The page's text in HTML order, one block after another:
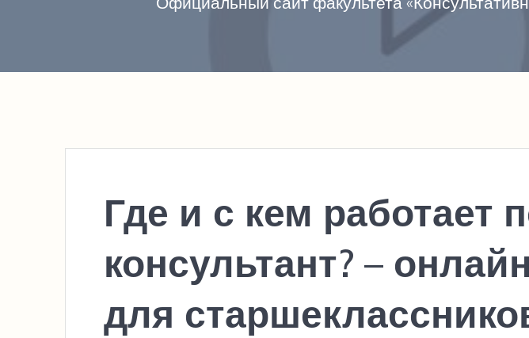
Где и с кем работает
консультант? –
для